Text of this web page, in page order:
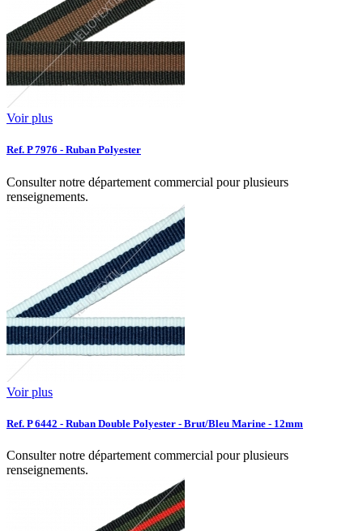
Voir plus
Ref. P 7976 - Ruban Polyester
Consulter notre département commercial pour plusieurs
renseignements.
Voir plus
Ref. P 6442 - Ruban Double Polyester - Brut/Bleu Marine - 12mm
Consulter notre département commercial pour plusieurs
renseignements.